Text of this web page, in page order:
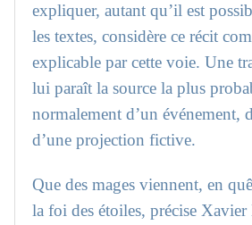
expliquer, autant qu’il est
les textes, considère ce récit
explicable par cette voie. Une
lui paraît la source la plus
normalement d’un événement,
d’une projection fictive.
Que des mages viennent, en
la foi des étoiles, précise